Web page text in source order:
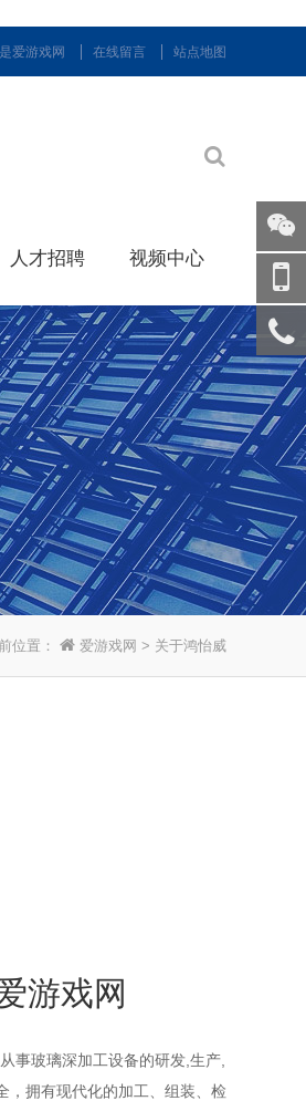
爱游戏网 在线留言 站点地图
人才招聘 视频中心
位置： 爱游戏网 > 关于鸿怡威
游戏网
事玻璃深加工设备的研发,生产,
，拥有现代化的加工、组装、检
关注
微信
手机
访问
服务
热线
回到
顶部